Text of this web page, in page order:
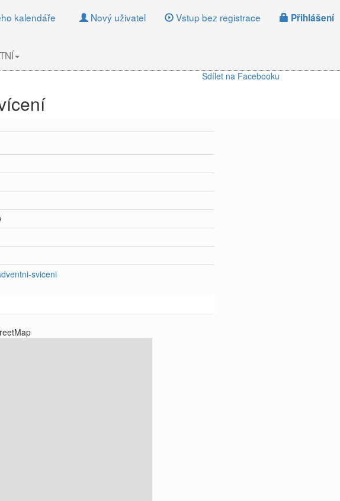
Nový uživatel Vstup bez registrace Přihlášení
kalendáře
Sdílet na Facebooku
sviceni